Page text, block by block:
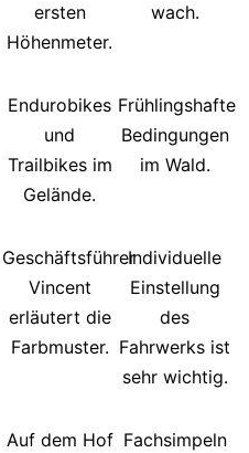
ersten
Höhenmeter.
wach.
Endurobikes
und
Trailbikes im
Gelände.
Frühlingshafte
Bedingungen
im Wald.
Geschäftsführer
Vincent
erläutert die
Farbmuster.
Individuelle
Einstellung
des
Fahrwerks ist
sehr wichtig.
Auf dem Hof Fachsimpeln